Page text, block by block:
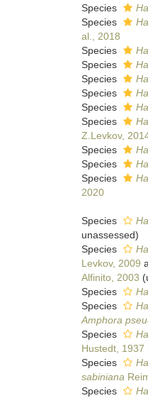
Species
Species
al., 2018
Species
Species
Species
Species
Species
Species
Z.Levkov,
Species
Species
Species
2020
Species
unassessed)
Species
Levkov, 2009
Alfinito, 2003 (
Species
Species
Amphora
Species
Hustedt, 1937
Species
sabiniana
Species